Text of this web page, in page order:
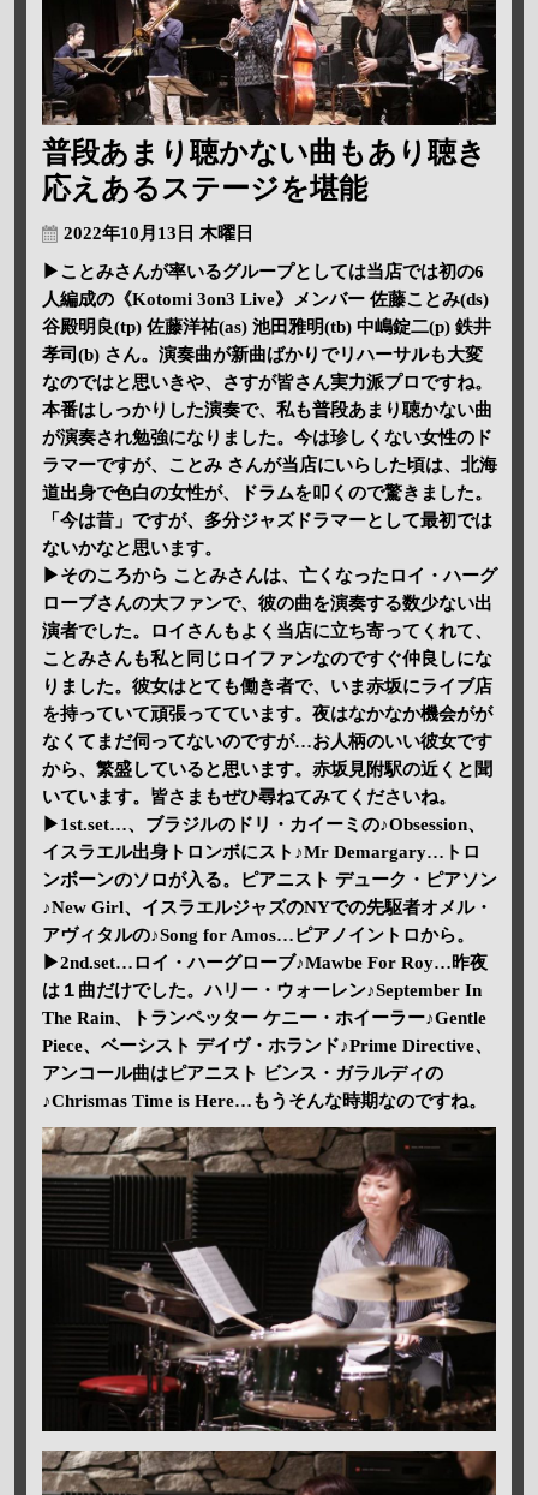
普段あまり聴かない曲もあり聴き
応えあるステージを堪能
2022年10月13日 木曜日
▶ことみさんが率いるグループとしては当店では初の6
人編成の《Kotomi 3on3 Live》メンバー 佐藤ことみ(ds)
谷殿明良(tp) 佐藤洋祐(as) 池田雅明(tb) 中嶋錠二(p) 鉄井
孝司(b) さん。演奏曲が新曲ばかりでリハーサルも大変
なのではと思いきや、さすが皆さん実力派プロですね。
本番はしっかりした演奏で、私も普段あまり聴かない曲
が演奏され勉強になりました。今は珍しくない女性のド
ラマーですが、ことみ さんが当店にいらした頃は、北海
道出身で色白の女性が、ドラムを叩くので驚きました。
「今は昔」ですが、多分ジャズドラマーとして最初では
ないかなと思います。
▶そのころから ことみさんは、亡くなったロイ・ハーグ
ローブさんの大ファンで、彼の曲を演奏する数少ない出
演者でした。ロイさんもよく当店に立ち寄ってくれて、
ことみさんも私と同じロイファンなのですぐ仲良しにな
りました。彼女はとても働き者で、いま赤坂にライブ店
を持っていて頑張ってています。夜はなかなか機会がが
なくてまだ伺ってないのですが…お人柄のいい彼女です
から、繁盛していると思います。赤坂見附駅の近くと聞
いています。皆さまもぜひ尋ねてみてくださいね。
▶1st.set…、ブラジルのドリ・カイーミの♪Obsession、
イスラエル出身トロンボにスト♪Mr Demargary…トロ
ンボーンのソロが入る。ピアニスト デューク・ピアソン
♪New Girl、イスラエルジャズのNYでの先駆者オメル・
アヴィタルの♪Song for Amos…ピアノイントロから。
▶2nd.set…ロイ・ハーグローブ♪Mawbe For Roy…昨夜
は１曲だけでした。ハリー・ウォーレン♪September In
The Rain、トランペッター ケニー・ホイーラー♪Gentle
Piece、ベーシスト デイヴ・ホランド♪Prime Directive、
アンコール曲はピアニスト ビンス・ガラルディの
♪Chrismas Time is Here…もうそんな時期なのですね。